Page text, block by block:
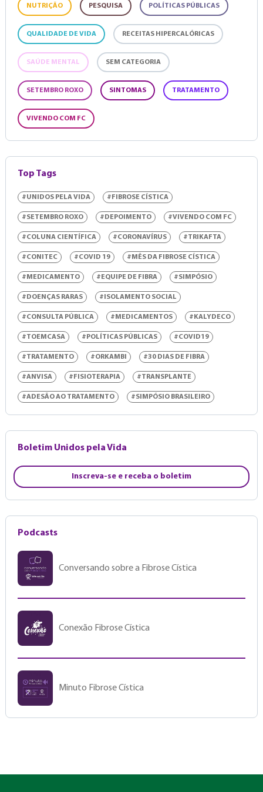
NUTRIÇÃO PESQUISA POLÍTICAS PÚBLICAS
QUALIDADE DE VIDA RECEITAS HIPERCALÓRICAS
SAÚDE MENTAL SEM CATEGORIA
SETEMBRO ROXO SINTOMAS TRATAMENTO
VIVENDO COM FC
Top Tags
#UNIDOS PELA VIDA #FIBROSE CÍSTICA
#SETEMBRO ROXO #DEPOIMENTO #VIVENDO COM FC
#COLUNA CIENTÍFICA #CORONAVÍRUS #TRIKAFTA
#CONITEC #COVID 19 #MÊS DA FIBROSE CÍSTICA
#MEDICAMENTO #EQUIPE DE FIBRA #SIMPÓSIO
#DOENÇAS RARAS #ISOLAMENTO SOCIAL
#CONSULTA PÚBLICA #MEDICAMENTOS #KALYDECO
#TOEMCASA #POLÍTICAS PÚBLICAS #COVID19
#TRATAMENTO #ORKAMBI #30 DIAS DE FIBRA
#ANVISA #FISIOTERAPIA #TRANSPLANTE
#ADESÃO AO TRATAMENTO #SIMPÓSIO BRASILEIRO
Boletim Unidos pela Vida
Inscreva-se e receba o boletim
Podcasts
Conversando sobre a Fibrose Cística
Conexão Fibrose Cística
Minuto Fibrose Cística